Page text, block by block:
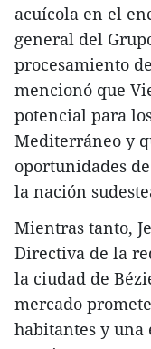
acuícola en el
general del
procesamiento
mencionó que
potencial para
Mediterráneo y
oportunidades
la nación
Mientras tanto,
Directiva de la
la ciudad de
mercado
habitantes y una